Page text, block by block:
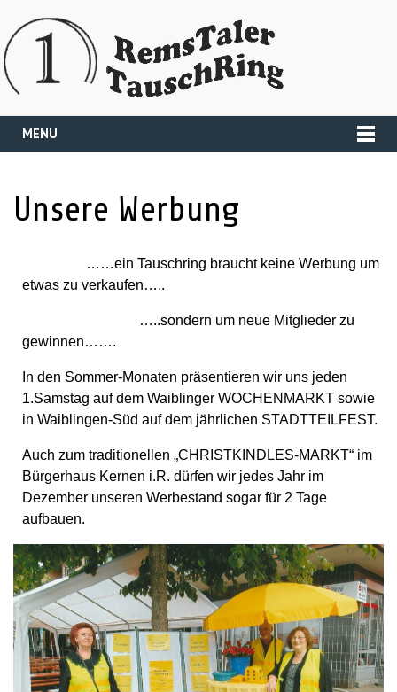
MENU
Unsere Werbung
……ein Tauschring braucht keine Werbung um
etwas zu verkaufen…..
…..sondern um neue Mitglieder zu
gewinnen…….
In den Sommer-Monaten präsentieren wir uns jeden
1.Samstag auf dem Waiblinger WOCHENMARKT sowie
in Waiblingen-Süd auf dem jährlichen STADTTEILFEST.
Auch zum traditionellen „CHRISTKINDLES-MARKT“ im
Bürgerhaus Kernen i.R. dürfen wir jedes Jahr im
Dezember unseren Werbestand sogar für 2 Tage
aufbauen.